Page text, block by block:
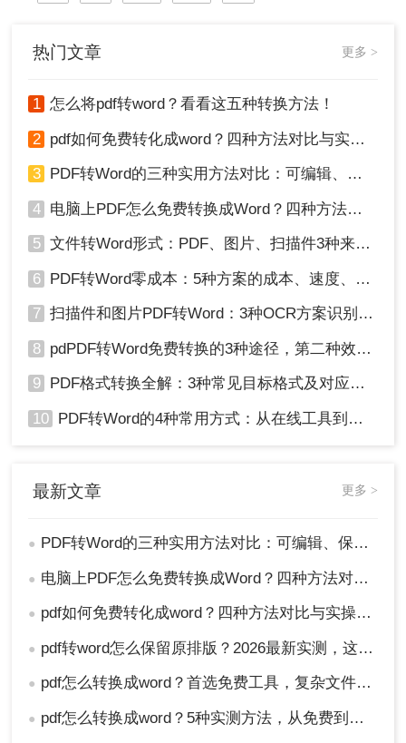
热门文章 更多 >
1 怎么将pdf转word？看看这五种转换方法！
2 pdf如何免费转化成word？四种方法对比与实操指南（附详细表格）
3 PDF转Word的三种实用方法对比：可编辑、保格式、避风险！
4 电脑上PDF怎么免费转换成Word？四种方法对比与实操指南（附详细表格）!
5 文件转Word形式：PDF、图片、扫描件3种来源分别怎么处理！
6 PDF转Word零成本：5种方案的成本、速度、精度对比！
7 扫描件和图片PDF转Word：3种OCR方案识别率实测！
8 pdPDF转Word免费转换的3种途径，第二种效率最高！
9 PDF格式转换全解：3种常见目标格式及对应操作方法！
10 PDF转Word的4种常用方式：从在线工具到桌面软件全梳理！
最新文章 更多 >
● PDF转Word的三种实用方法对比：可编辑、保格式、避风险！
● 电脑上PDF怎么免费转换成Word？四种方法对比与实操指南（附详细表格）!
● pdf如何免费转化成word？四种方法对比与实操指南（附详细表格）
● pdf转word怎么保留原排版？2026最新实测，这5种方法从免费到专业全搞定！
● pdf怎么转换成word？首选免费工具，复杂文件再上专业软件！
● pdf怎么转换成word？5种实测方法，从免费到专业全攻略！